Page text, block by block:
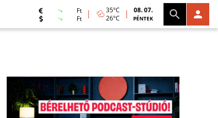
Ft
Ft
35°C
26°C
08. 07.
PÉNTEK